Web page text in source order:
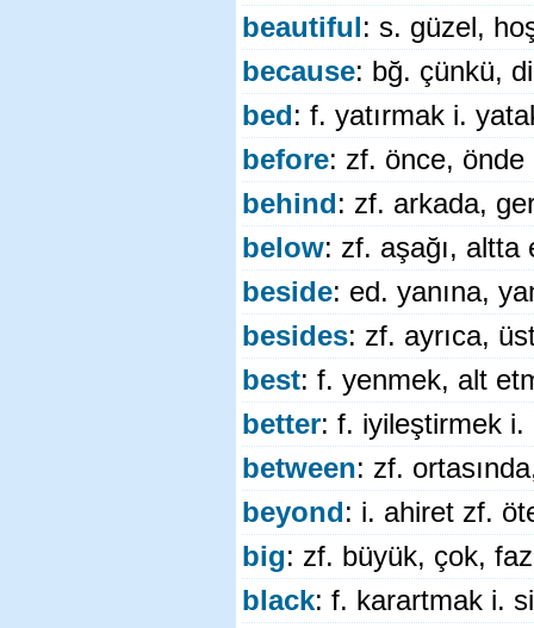
beautiful: s. güzel,
because: bğ. çünkü,
bed: f. yatırmak i.
before: zf. önce,
behind: zf. arkada,
below: zf. aşağı, altta
beside: ed. yanına,
besides: zf. ayrıca,
best: f. yenmek, alt
better: f. iyileştirmek
between: zf.
beyond: i. ahiret zf.
big: zf. büyük, çok,
black: f. karartmak i.